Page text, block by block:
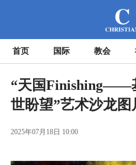
首页 国际 教会
“天国Finishing——
世盼望”艺术沙龙图
2025年07月18日 10:00